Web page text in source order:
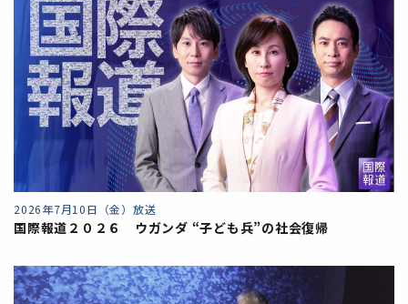
2026年7月10日（金）放送
国際報道２０２６ ウガンダ “子ども兵”の社会復帰